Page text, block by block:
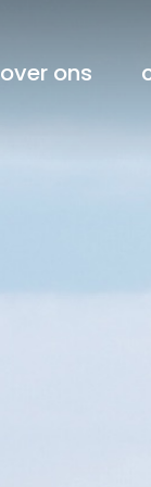
over ons